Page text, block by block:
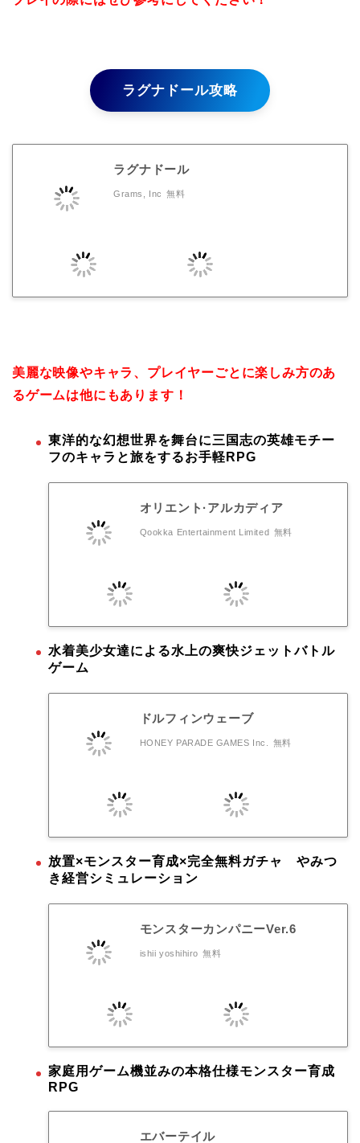
ラグナドール攻略
ラグナドール
Grams, Inc 無料
美麗な映像やキャラ、プレイヤーごとに楽しみ方のあ
るゲームは他にもあります！
東洋的な幻想世界を舞台に三国志の英雄モチー
フのキャラと旅をするお手軽RPG
オリエント·アルカディア
Qookka Entertainment Limited 無料
水着美少女達による水上の爽快ジェットバトル
ゲーム
ドルフィンウェーブ
HONEY PARADE GAMES Inc. 無料
放置×モンスター育成×完全無料ガチャ やみつ
き経営シミュレーション
モンスターカンパニーVer.6
ishii yoshihiro 無料
家庭用ゲーム機並みの本格仕様モンスター育成
RPG
エバーテイル